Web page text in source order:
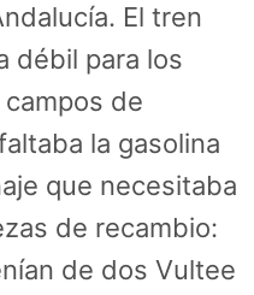
El tren
débil para los
de
la gasolina
que necesitaba
de recambio:
de dos Vultee